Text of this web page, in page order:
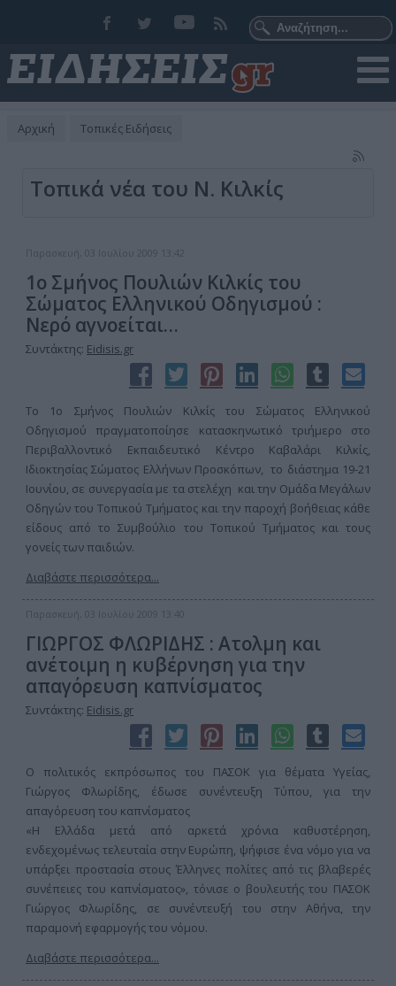
Αρχική Τοπικές Ειδήσεις
Τοπικά νέα του Ν. Κιλκίς
Παρασκευή, 03 Ιουλίου 2009 13:42
1ο Σμήνος Πουλιών Κιλκίς του
Σώματος Ελληνικού Οδηγισμού :
Νερό αγνοείται…
Συντάκτης: Eidisis.gr
Το 1ο Σμήνος Πουλιών Κιλκίς του Σώματος Ελληνικού
Οδηγισμού πραγματοποίησε κατασκηνωτικό τριήμερο στο
Περιβαλλοντικό Εκπαιδευτικό Κέντρο Καβαλάρι Κιλκίς,
Ιδιοκτησίας Σώματος Ελλήνων Προσκόπων, το διάστημα 19-21
Ιουνίου, σε συνεργασία με τα στελέχη και την Ομάδα Μεγάλων
Οδηγών του Τοπικού Τμήματος και την παροχή βοήθειας κάθε
είδους από το Συμβούλιο του Τοπικού Τμήματος και τους
γονείς των παιδιών.
Διαβάστε περισσότερα...
Παρασκευή, 03 Ιουλίου 2009 13:40
ΓΙΩΡΓΟΣ ΦΛΩΡΙΔΗΣ : Ατολμη και
ανέτοιμη η κυβέρνηση για την
απαγόρευση καπνίσματος
Συντάκτης: Eidisis.gr
Ο πολιτικός εκπρόσωπος του ΠΑΣΟΚ για θέματα Υγείας,
Γιώργος Φλωρίδης, έδωσε συνέντευξη Τύπου, για την
απαγόρευση του καπνίσματος
«Η Ελλάδα μετά από αρκετά χρόνια καθυστέρηση,
ενδεχομένως τελευταία στην Ευρώπη, ψήφισε ένα νόμο για να
υπάρξει προστασία στους Έλληνες πολίτες από τις βλαβερές
συνέπειες του καπνίσματος», τόνισε ο βουλευτής του ΠΑΣΟΚ
Γιώργος Φλωρίδης, σε συνέντευξή του στην Αθήνα, την
παραμονή εφαρμογής του νόμου.
Διαβάστε περισσότερα...